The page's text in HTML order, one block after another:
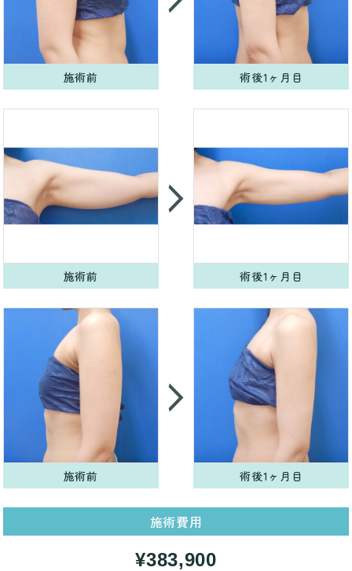
施術前 術後1ヶ月目
施術前 術後1ヶ月目
施術前 術後1ヶ月目
施術費用
¥383,900